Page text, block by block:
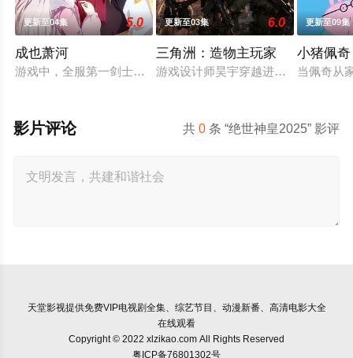
更新至04集 5.0
成也萧河
游戏中，全服第一剑士萧无尽和第一女通缉犯桃之夭夭不打不
更新至03集 6.0
三角洲：造物主玩家
游戏设计师昊宇穿越进自设游戏，凭
更新至09集
小猪佩
当佩奇从
共0 条 “绝世神皇2025” 影评
影片评论
天堂影视提供免费VIP电视剧全集、综艺节目、动漫新番、高清电影大全
在线观看
Copyright © 2022 xlzikao.com All Rights Reserved
粤ICP备76801302号